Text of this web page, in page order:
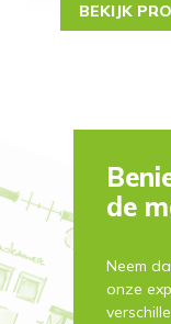
BEKIJK
de
Neem
onze